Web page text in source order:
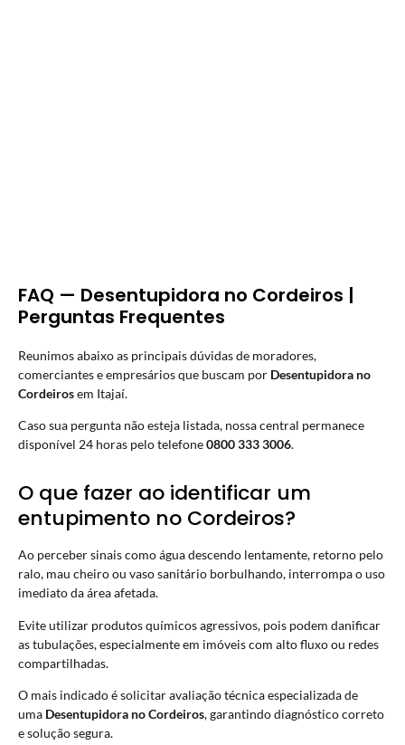
FAQ — Desentupidora no Cordeiros |
Perguntas Frequentes
Reunimos abaixo as principais dúvidas de moradores,
comerciantes e empresários que buscam por Desentupidora no
Cordeirosem Itajaí.
Caso sua pergunta não esteja listada, nossa central permanece
disponível 24 horas pelo telefone0800 333 3006.
O que fazer ao identificar um
entupimento no Cordeiros?
Ao perceber sinais como água descendo lentamente, retorno pelo
ralo, mau cheiro ou vaso sanitário borbulhando, interrompa o uso
imediato da área afetada.
Evite utilizar produtos químicos agressivos, pois podem danificar
as tubulações, especialmente em imóveis com alto fluxo ou redes
compartilhadas.
O mais indicado é solicitar avaliação técnica especializada de
uma Desentupidora no Cordeiros, garantindo diagnóstico correto
e solução segura.